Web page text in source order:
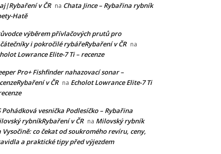
v ČR na Chata Jince – Rybařina rybník
Hatě
výběrem přívlačových prutů pro
i pokročilé rybářeRybaření v ČR na
Lowrance Elite-7 Ti – recenze
Pro+ Fishfinder nahazovací sonar –
v ČR na Echolot Lowrance Elite-7 Ti
Pohádková vesnička Podlesíčko – Rybařina
rybníkRybaření v ČR na Milovský rybník
Vysočině: co čekat od soukromého revíru, ceny,
a praktické tipy před výjezdem